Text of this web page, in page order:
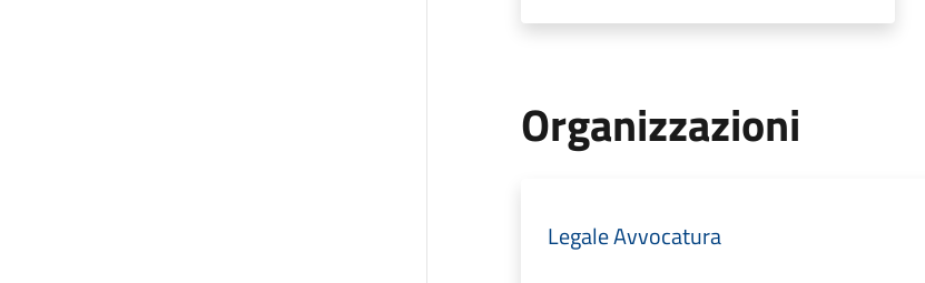
Organizzazioni
Legale Avvocatura